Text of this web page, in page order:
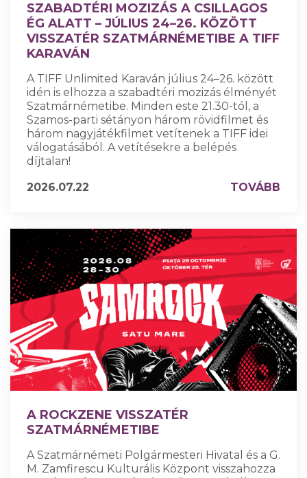
SZABADTÉRI MOZIZÁS A CSILLAGOS
ÉG ALATT – JÚLIUS 24–26. KÖZÖTT
VISSZATÉR SZATMÁRNÉMETIBE A TIFF
KARAVÁN
A TIFF Unlimited Karaván július 24–26. között
idén is elhozza a szabadtéri mozizás élményét
Szatmárnémetibe. Minden este 21.30-tól, a
Szamos-parti sétányon három rövidfilmet és
három nagyjátékfilmet vetítenek a TIFF idei
válogatásából. A vetítésekre a belépés
díjtalan!
2026.07.22
TOVÁBB
A ROCKZENE VISSZATÉR
SZATMÁRNÉMETIBE
A Szatmárnémeti Polgármesteri Hivatal és a G.
M. Zamfirescu Kulturális Központ visszahozza